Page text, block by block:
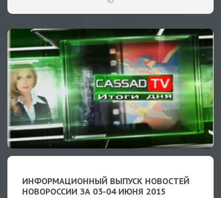
ИНФОРМАЦИОННЫЙ ВЫПУСК НОВОСТЕЙ
НОВОРОССИИ ЗА 03-04 ИЮНЯ 2015